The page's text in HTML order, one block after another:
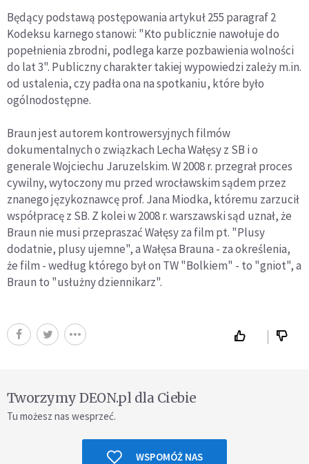
Będący podstawą postępowania artykuł 255 paragraf 2
Kodeksu karnego stanowi: "Kto publicznie nawołuje do
popełnienia zbrodni, podlega karze pozbawienia wolności
do lat 3". Publiczny charakter takiej wypowiedzi zależy m.in.
od ustalenia, czy padła ona na spotkaniu, które było
ogólnodostępne.
Braun jest autorem kontrowersyjnych filmów
dokumentalnych o związkach Lecha Wałęsy z SB i o
generale Wojciechu Jaruzelskim. W 2008 r. przegrał proces
cywilny, wytoczony mu przed wrocławskim sądem przez
znanego językoznawcę prof. Jana Miodka, któremu zarzucił
współpracę z SB. Z kolei w 2008 r. warszawski sąd uznał, że
Braun nie musi przepraszać Wałęsy za film pt. "Plusy
dodatnie, plusy ujemne", a Wałęsa Brauna - za określenia,
że film - według którego był on TW "Bolkiem" - to "gniot", a
Braun to "usłużny dziennikarz".
Tworzymy DEON.pl dla Ciebie
Tu możesz nas wesprzeć.
WSPOMÓŻ NAS